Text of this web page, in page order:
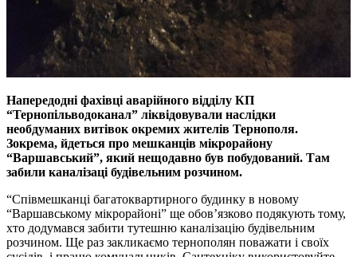
Напередодні фахівці аварійного відділу КП
“Тернопільводоканал” ліквідовували наслідки
необдуманих витівок окремих жителів Тернополя.
Зокрема, йдеться про мешканців мікрорайону
“Варшавський”, який нещодавно був побудований. Там
забили каналізаці будівельним розчином.
“Співмешканці багатоквартирного будинку в новому
“Варшавському мікрорайоні” ще обов’язково подякують тому,
хто додумався забити тутешню каналізацію будівельним
розчином. Ще раз закликаємо тернополян поважати і своїх